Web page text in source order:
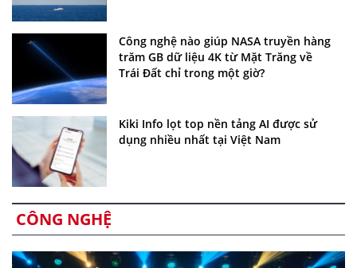
Công nghệ nào giúp NASA truyền hàng
trăm GB dữ liệu 4K từ Mặt Trăng về
Trái Đất chỉ trong một giờ?
Kiki Info lọt top nền tảng AI được sử
dụng nhiều nhất tại Việt Nam
CÔNG NGHỆ